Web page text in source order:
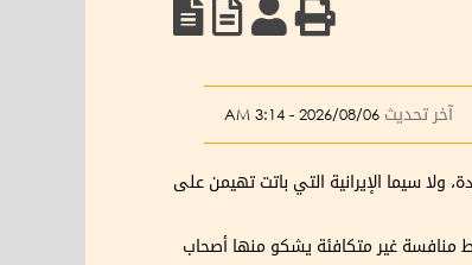
آخر تحديث 2026/08/06 - 3:14 AM
ولا سيما الإيرانية التي باتت تهيمن على
غير متكافئة يشكو منها أصحاب